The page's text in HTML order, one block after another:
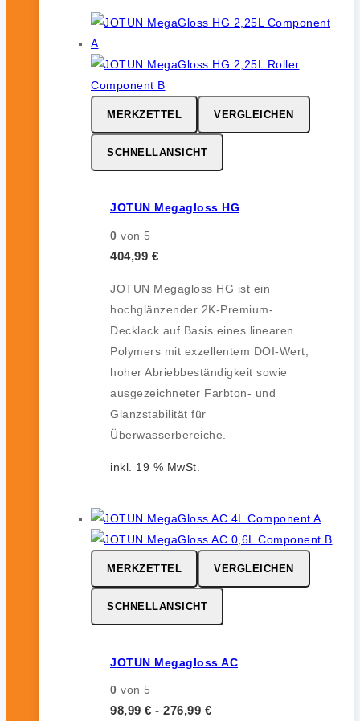
MERKZETTEL VERGLEICHEN
SCHNELLANSICHT
JOTUN Megagloss HG
0 von 5
404,99 €
JOTUN Megagloss HG ist ein
hochglänzender 2K-Premium-
Decklack auf Basis eines linearen
Polymers mit exzellentem DOI-Wert,
hoher Abriebbeständigkeit sowie
ausgezeichneter Farbton- und
Glanzstabilität für
Überwasserbereiche.
inkl. 19 % MwSt.
MERKZETTEL VERGLEICHEN
SCHNELLANSICHT
JOTUN Megagloss AC
0 von 5
98,99 € - 276,99 €